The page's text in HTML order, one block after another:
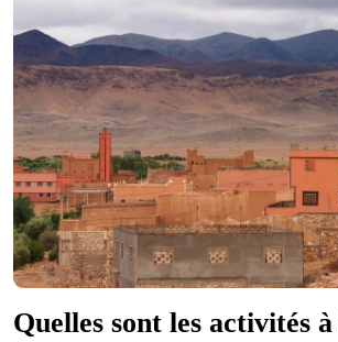
Quelles sont les activités